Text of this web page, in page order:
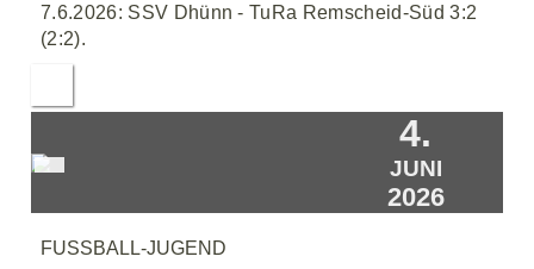
7.6.2026: SSV Dhünn - TuRa Remscheid-Süd 3:2
(2:2).
4.
JUNI
2026
FUSSBALL-JUGEND